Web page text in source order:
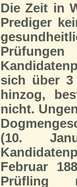
Die Zeit in
Prediger
sich über 3
hinzog,
nicht.
(10.
Februar
Prüfling